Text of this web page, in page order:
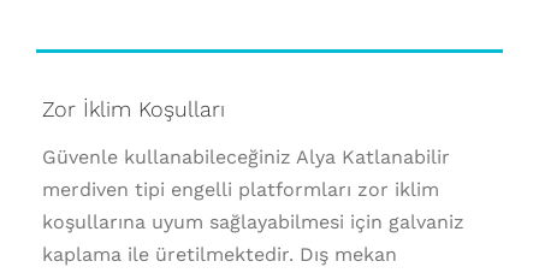
Zor İklim Koşulları
Güvenle kullanabileceğiniz Alya Katlanabilir
merdiven tipi engelli platformları zor iklim
koşullarına uyum sağlayabilmesi için galvaniz
kaplama ile üretilmektedir. Dış mekan